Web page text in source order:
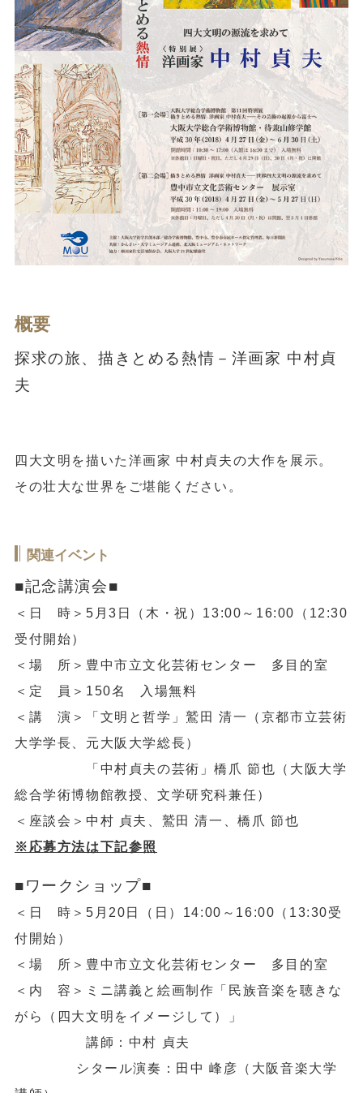
概要
探求の旅、描きとめる熱情－洋画家 中村貞
夫
四大文明を描いた洋画家 中村貞夫の大作を展示。
その壮大な世界をご堪能ください。
関連イベント
■記念講演会■
＜日 時＞5月3日（木・祝）13:00～16:00（12:30
受付開始）
＜場 所＞豊中市立文化芸術センター 多目的室
＜定 員＞150名 入場無料
＜講 演＞「文明と哲学」鷲田 清一（京都市立芸術
大学学長、元大阪大学総長）
「中村貞夫の芸術」橋爪 節也（大阪大学
総合学術博物館教授、文学研究科兼任）
＜座談会＞中村 貞夫、鷲田 清一、橋爪 節也
※応募方法は下記参照
■ワークショップ■
＜日 時＞5月20日（日）14:00～16:00（13:30受
付開始）
＜場 所＞豊中市立文化芸術センター 多目的室
＜内 容＞ミニ講義と絵画制作「民族音楽を聴きな
がら（四大文明をイメージして）」
講師：中村 貞夫
シタール演奏：田中 峰彦（大阪音楽大学